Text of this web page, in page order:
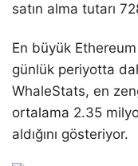
satın alma tutarı
En büyük
günlük periyotta
WhaleStats, en
ortalama 2.35
aldığını gösteriyor.